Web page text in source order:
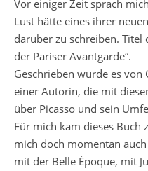
Vor einiger Zeit sprach
Lust hätte eines ihrer
darüber zu schreiben. Titel
der Pariser Avantgarde“.
Geschrieben wurde es von
einer Autorin, die mit
über Picasso und sein
Für mich kam dieses Buch
mich doch momentan
mit der Belle Époque, mit